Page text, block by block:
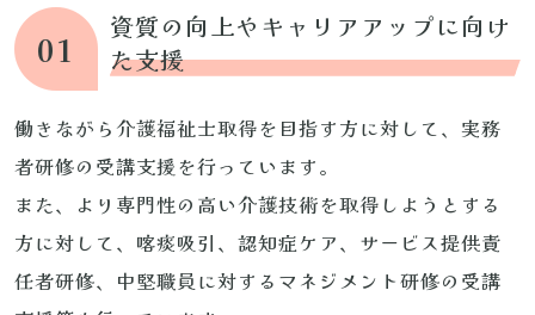
01
資質の向上やキャリアアップに向け
た支援
働きながら介護福祉士取得を目指す方に対して、実務
者研修の受講支援を行っています。
また、より専門性の高い介護技術を取得しようとする
方に対して、喀痰吸引、認知症ケア、サービス提供責
任者研修、中堅職員に対するマネジメント研修の受講